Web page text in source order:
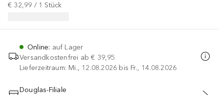
€ 32,99 / 1 Stück
Online: auf Lager
Versandkostenfrei ab € 39,95
Lieferzeitraum: Mi., 12.08.2026 bis Fr., 14.08.2026
Douglas-Filiale